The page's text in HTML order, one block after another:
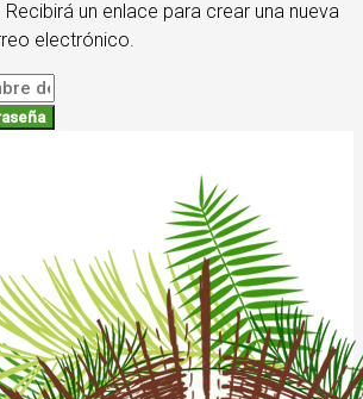
un enlace para crear una nueva
electrónico.